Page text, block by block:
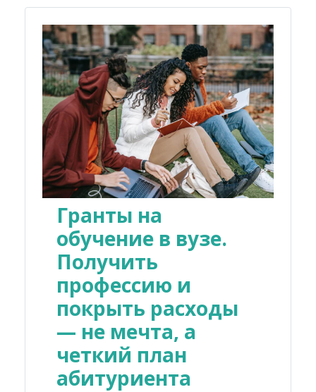
Гранты на
обучение в вузе.
Получить
профессию и
покрыть расходы
— не мечта, а
четкий план
абитуриента